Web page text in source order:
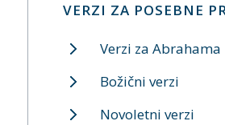
VERZI ZA POSEBNE
Verzi za Abrahama
Božični verzi
Novoletni verzi